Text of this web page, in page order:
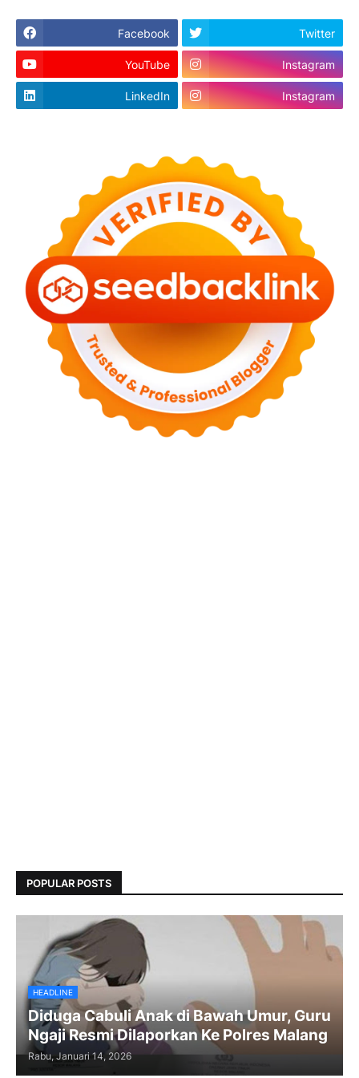
Facebook Twitter
YouTube Instagram
LinkedIn Instagram
POPULAR POSTS
HEADLINE
Diduga Cabuli Anak di Bawah Umur, Guru
Ngaji Resmi Dilaporkan Ke Polres Malang
Rabu, Januari 14, 2026